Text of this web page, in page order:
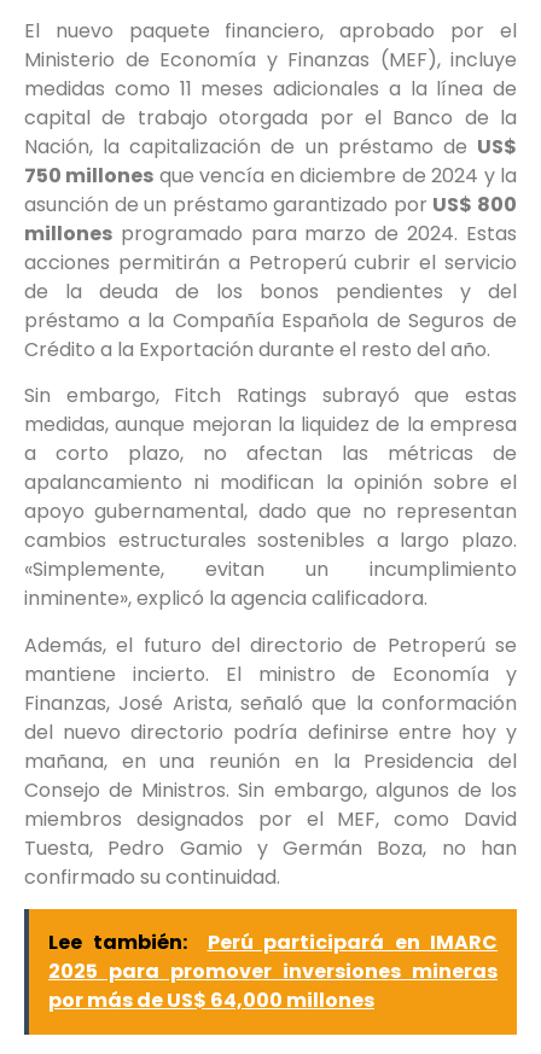
El nuevo paquete financiero, aprobado por el
Ministerio de Economía y Finanzas (MEF), incluye
medidas como 11 meses adicionales a la línea de
capital de trabajo otorgada por el Banco de la
Nación, la capitalización de un préstamo de US$
750 millones que vencía en diciembre de 2024 y la
asunción de un préstamo garantizado por US$ 800
millones programado para marzo de 2024. Estas
acciones permitirán a Petroperú cubrir el servicio
de la deuda de los bonos pendientes y del
préstamo a la Compañía Española de Seguros de
Crédito a la Exportación durante el resto del año.
Sin embargo, Fitch Ratings subrayó que estas
medidas, aunque mejoran la liquidez de la empresa
a corto plazo, no afectan las métricas de
apalancamiento ni modifican la opinión sobre el
apoyo gubernamental, dado que no representan
cambios estructurales sostenibles a largo plazo.
«Simplemente, evitan un incumplimiento
inminente», explicó la agencia calificadora.
Además, el futuro del directorio de Petroperú se
mantiene incierto. El ministro de Economía y
Finanzas, José Arista, señaló que la conformación
del nuevo directorio podría definirse entre hoy y
mañana, en una reunión en la Presidencia del
Consejo de Ministros. Sin embargo, algunos de los
miembros designados por el MEF, como David
Tuesta, Pedro Gamio y Germán Boza, no han
confirmado su continuidad.
Lee también:
Perú participará en IMARC
2025 para promover inversiones mineras
por más de US$ 64,000 millones